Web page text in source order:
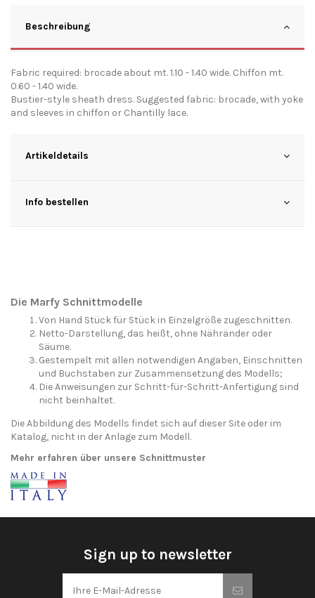
Beschreibung
Fabric required: brocade about mt. 1.10 - 1.40 wide. Chiffon mt.
0.60 - 1.40 wide.
Bustier-style sheath dress. Suggested fabric: brocade, with yoke
and sleeves in chiffon or Chantilly lace.
Artikeldetails
Info bestellen
Die Marfy Schnittmodelle
Von Hand Stück für Stück in Einzelgröße zugeschnitten.
Netto-Darstellung, das heißt, ohne Nähränder oder
Säume.
Gestempelt mit allen notwendigen Angaben, Einschnitten
und Buchstaben zur Zusammensetzung des Modells;
Die Anweisungen zur Schritt-für-Schritt-Anfertigung sind
nicht beinhaltet.
Die Abbildung des Modells findet sich auf dieser Site oder im
Katalog, nicht in der Anlage zum Modell.
Mehr erfahren über unsere Schnittmuster
Sign up to newsletter